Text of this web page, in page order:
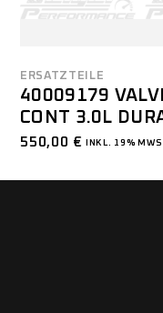
ERSATZTEILE
40009179
CONT 3.0L
550,00 € INKL. 19%